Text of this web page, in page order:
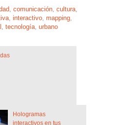
, comunicación, cultura,
, interactivo, mapping,
, tecnología, urbano
Hologramas
interactivos en tus